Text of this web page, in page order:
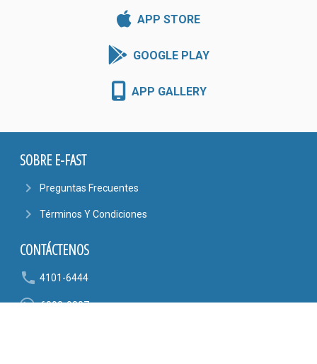
APP STORE
GOOGLE PLAY
APP GALLERY
SOBRE E-FAST
navigate_next Preguntas Frecuentes
navigate_next Términos Y Condiciones
CONTÁCTENOS
phone 4101-6444
6090-9807